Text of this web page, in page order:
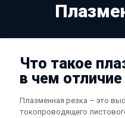
Что такое
в чем
Плазменная резка – это
токопроводящего